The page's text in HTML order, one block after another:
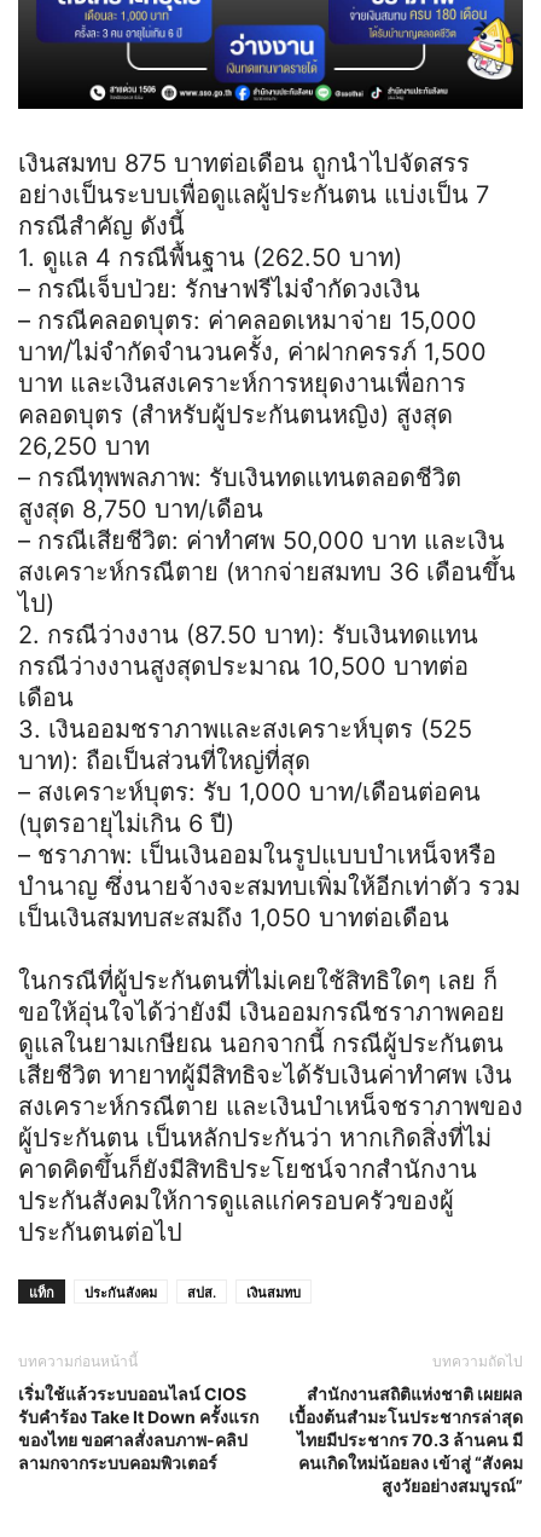
เงินสมทบ 875 บาทต่อเดือน ถูกนำไปจัดสรร
อย่างเป็นระบบเพื่อดูแลผู้ประกันตน แบ่งเป็น 7
กรณีสำคัญ ดังนี้
1. ดูแล 4 กรณีพื้นฐาน (262.50 บาท)
– กรณีเจ็บป่วย: รักษาฟรีไม่จำกัดวงเงิน
– กรณีคลอดบุตร: ค่าคลอดเหมาจ่าย 15,000
บาท/ไม่จำกัดจำนวนครั้ง, ค่าฝากครรภ์ 1,500
บาท และเงินสงเคราะห์การหยุดงานเพื่อการ
คลอดบุตร (สำหรับผู้ประกันตนหญิง) สูงสุด
26,250 บาท
– กรณีทุพพลภาพ: รับเงินทดแทนตลอดชีวิต
สูงสุด 8,750 บาท/เดือน
– กรณีเสียชีวิต: ค่าทำศพ 50,000 บาท และเงิน
สงเคราะห์กรณีตาย (หากจ่ายสมทบ 36 เดือนขึ้น
ไป)
2. กรณีว่างงาน (87.50 บาท): รับเงินทดแทน
กรณีว่างงานสูงสุดประมาณ 10,500 บาทต่อ
เดือน
3. เงินออมชราภาพและสงเคราะห์บุตร (525
บาท): ถือเป็นส่วนที่ใหญ่ที่สุด
– สงเคราะห์บุตร: รับ 1,000 บาท/เดือนต่อคน
(บุตรอายุไม่เกิน 6 ปี)
– ชราภาพ: เป็นเงินออมในรูปแบบบำเหน็จหรือ
บำนาญ ซึ่งนายจ้างจะสมทบเพิ่มให้อีกเท่าตัว รวม
เป็นเงินสมทบสะสมถึง 1,050 บาทต่อเดือน
ในกรณีที่ผู้ประกันตนที่ไม่เคยใช้สิทธิใดๆ เลย ก็
ขอให้อุ่นใจได้ว่ายังมี เงินออมกรณีชราภาพคอย
ดูแลในยามเกษียณ นอกจากนี้ กรณีผู้ประกันตน
เสียชีวิต ทายาทผู้มีสิทธิจะได้รับเงินค่าทำศพ เงิน
สงเคราะห์กรณีตาย และเงินบำเหน็จชราภาพของ
ผู้ประกันตน เป็นหลักประกันว่า หากเกิดสิ่งที่ไม่
คาดคิดขึ้นก็ยังมีสิทธิประโยชน์จากสำนักงาน
ประกันสังคมให้การดูแลแก่ครอบครัวของผู้
ประกันตนต่อไป
แท็ก ประกันสังคม สปส. เงินสมทบ
บทความก่อนหน้านี้
เริ่มใช้แล้วระบบออนไลน์ CIOS
รับคำร้อง Take It Down ครั้งแรก
ของไทย ขอศาลสั่งลบภาพ-คลิป
ลามกจากระบบคอมพิวเตอร์
บทความถัดไป
สำนักงานสถิติแห่งชาติ เผยผล
เบื้องต้นสำมะโนประชากรล่าสุด
ไทยมีประชากร 70.3 ล้านคน มี
คนเกิดใหม่น้อยลง เข้าสู่ “สังคม
สูงวัยอย่างสมบูรณ์”